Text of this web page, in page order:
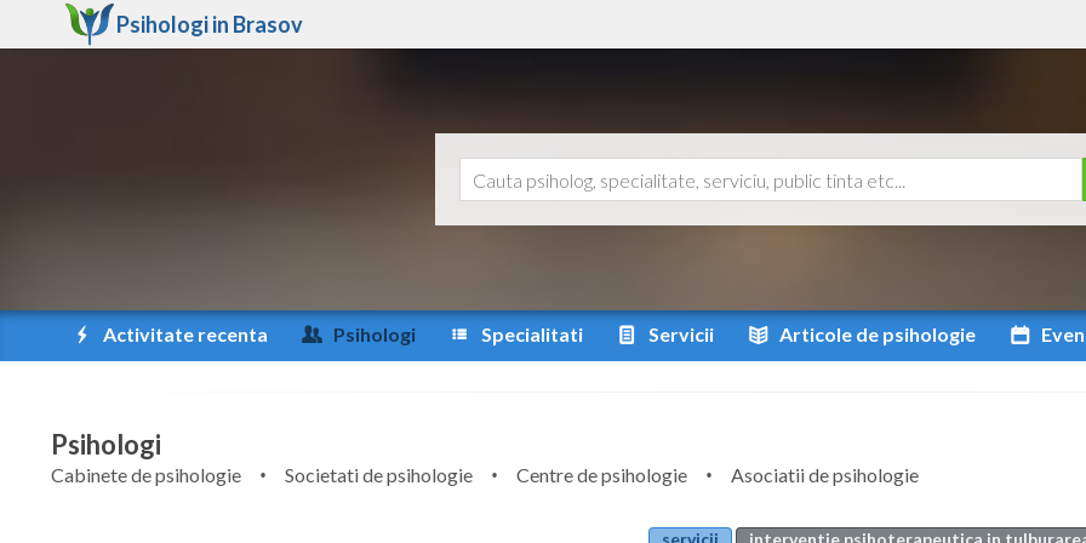
Psihologi in Brasov
Activitate recenta Psihologi Specialitati Servicii Articole de psihologie
Psihologi
Cabinete de psihologie Societati de psihologie Centre de psihologie
Asociatii de psihologie
servicii
interventie psihoterapeutica in